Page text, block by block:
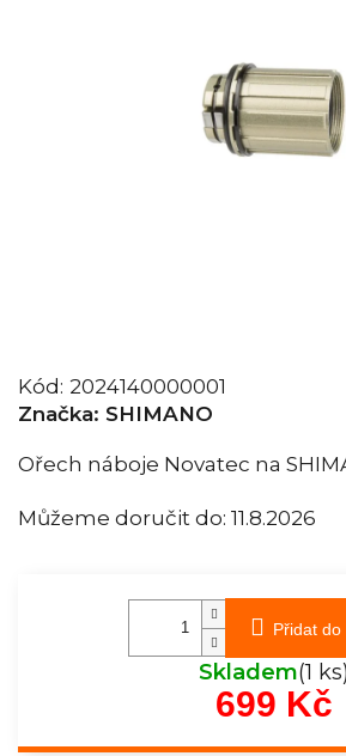
Kód: 2024140000001
Značka: SHIMANO
Můžeme doručit do: 11.8.2026
Ořech náboje Novatec na
Přidat do
Skladem(1 ks)
699 Kč